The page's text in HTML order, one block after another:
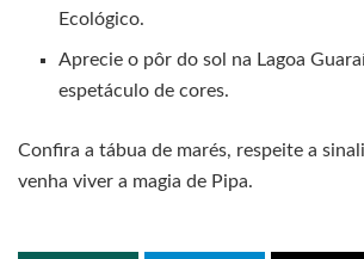
Ecológico.
Aprecie o pôr do sol na Lagoa
espetáculo de cores.
Confira a tábua de marés, respeite a
venha viver a magia de Pipa.